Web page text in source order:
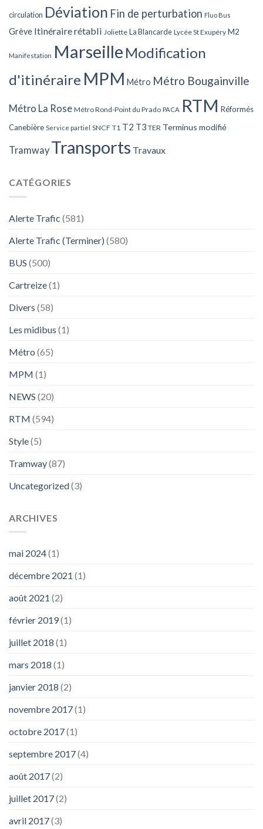
circulation Déviation Fin de perturbation Fluo Bus
Grève Itinéraire rétabli Joliette La Blancarde Lycée St Exupéry M2
Manifestation Marseille Modification
d'itinéraire MPM Métro Métro Bougainville
Métro La Rose Métro Rond-Point du Prado PACA RTM Réformés
Canebière Service partiel SNCF T1 T2 T3 TER Terminus modifié
Tramway Transports Travaux
CATÉGORIES
Alerte Trafic (581)
Alerte Trafic (Terminer) (580)
BUS (500)
Cartreize(1)
Divers (58)
Les midibus (1)
Métro (65)
MPM (1)
NEWS (20)
RTM (594)
Style(5)
Tramway(87)
Uncategorized(3)
ARCHIVES
mai 2024(1)
décembre 2021 (1)
août 2021 (2)
février 2019(1)
juillet 2018 (1)
mars 2018 (1)
janvier 2018 (2)
novembre 2017(1)
octobre 2017(1)
septembre 2017(4)
août 2017(2)
juillet 2017(2)
avril 2017(3)